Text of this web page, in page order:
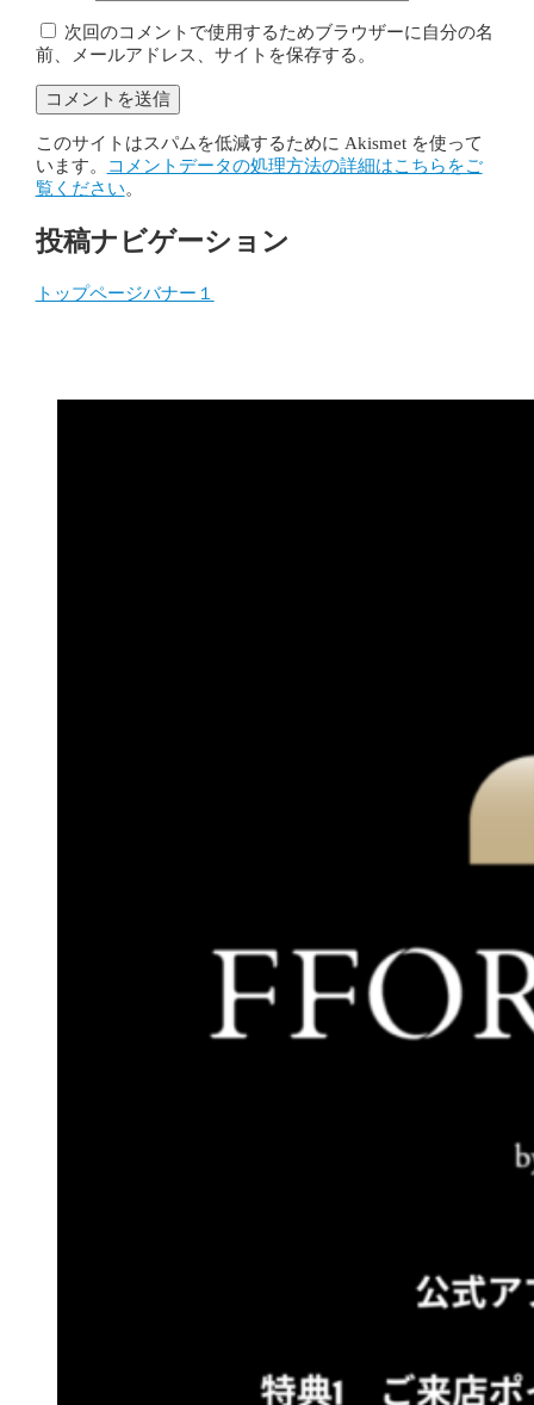
次回のコメントで使用するためブラウザーに自分の名
前、メールアドレス、サイトを保存する。
このサイトはスパムを低減するために Akismet を使って
います。
コメントデータの処理方法の詳細はこちらをご
覧ください。
投稿ナビゲーション
トップページバナー１